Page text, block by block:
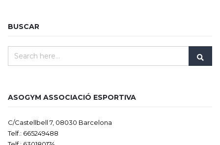
BUSCAR
ASOGYM ASSOCIACIÓ ESPORTIVA
C/Castellbell 7, 08030 Barcelona
Telf.: 665249488